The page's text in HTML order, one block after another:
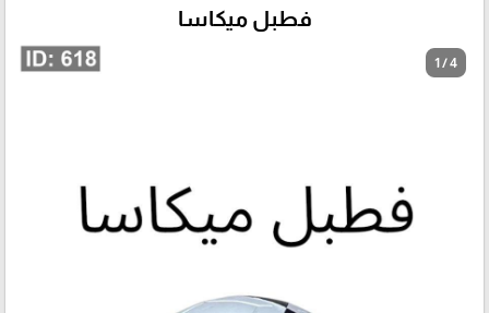
فطبل ميكاسا
1 / 4